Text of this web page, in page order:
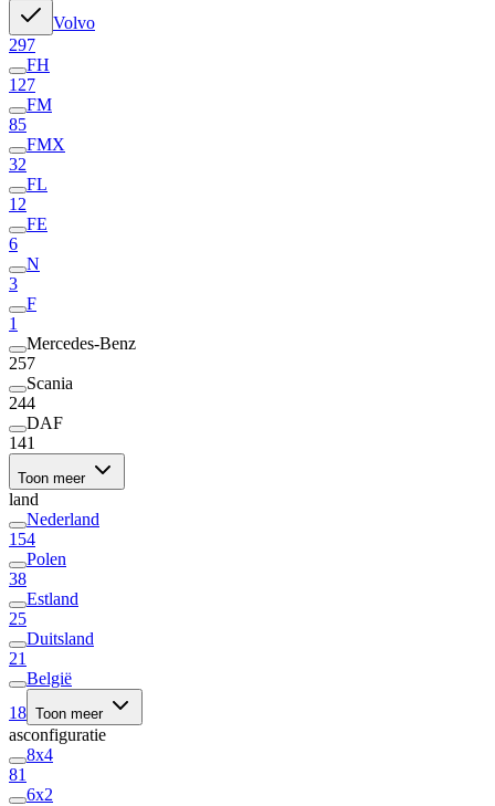
Volvo
297
FH
127
FM
85
FMX
32
FL
12
FE
6
N
3
F
1
Mercedes-Benz
257
Scania
244
DAF
141
Toon meer
land
Nederland
154
Polen
38
Estland
25
Duitsland
21
België
18 Toon meer
asconfiguratie
8x4
81
6x2